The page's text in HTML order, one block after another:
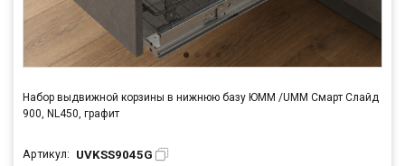
Набор выдвижной корзины в нижнюю базу ЮММ /UMM Смарт Слайд
900, NL450, графит
Артикул: UVKSS9045G